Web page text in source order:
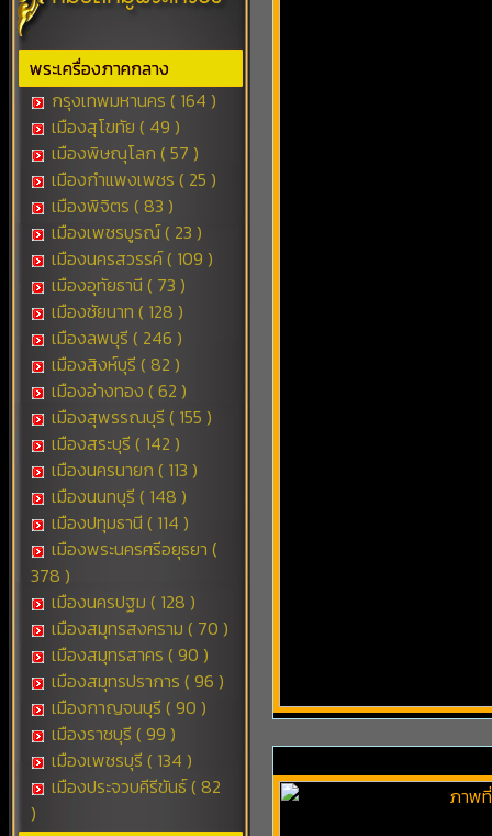
พระเครื่องภาคกลาง
กรุงเทพมหานคร ( 164 )
เมืองสุโขทัย ( 49 )
เมืองพิษณุโลก ( 57 )
เมืองกำแพงเพชร ( 25 )
เมืองพิจิตร ( 83 )
เมืองเพชรบูรณ์ ( 23 )
เมืองนครสวรรค์ ( 109 )
เมืองอุทัยธานี ( 73 )
เมืองชัยนาท ( 128 )
เมืองลพบุรี ( 246 )
เมืองสิงห์บุรี ( 82 )
เมืองอ่างทอง ( 62 )
เมืองสุพรรณบุรี ( 155 )
เมืองสระบุรี ( 142 )
เมืองนครนายก ( 113 )
เมืองนนทบุรี ( 148 )
เมืองปทุมธานี ( 114 )
เมืองพระนครศรีอยุธยา (
378 )
เมืองนครปฐม ( 128 )
เมืองสมุทรสงคราม ( 70 )
เมืองสมุทรสาคร ( 90 )
เมืองสมุทรปราการ ( 96 )
เมืองกาญจนบุรี ( 90 )
เมืองราชบุรี ( 99 )
เมืองเพชรบุรี ( 134 )
เมืองประจวบคีรีขันธ์ ( 82
)